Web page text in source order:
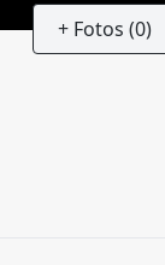
+ Fotos (0)